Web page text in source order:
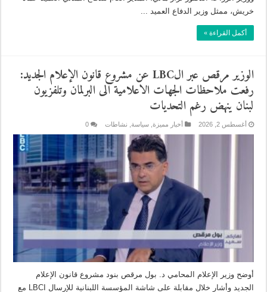
خريش، ممثل وزير الدفاع العميد ...
أكمل القراءة »
الوزير مرقص عبر الLBC عن مشروع قانون الإعلام الجديد:
رفعت ملاحظات الجهات الاعلامية الى البرلمان وتلفزيون
لبنان ينهض رغم التحديات
أغسطس 2, 2026 أخبار مميزة ,سياسة نشاطات 0
أوضح وزير الإعلام المحامي د. بول مرقص بنود مشروع قانون الإعلام
الجديد وأشار خلال مقابلة على شاشة المؤسسة اللبنانية للإرسال LBCI مع